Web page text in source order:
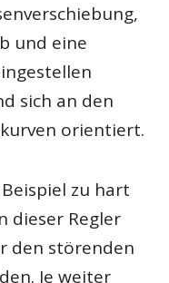
und eine
sich an den
orientiert.
zu hart
dieser Regler
den störenden
Je weiter